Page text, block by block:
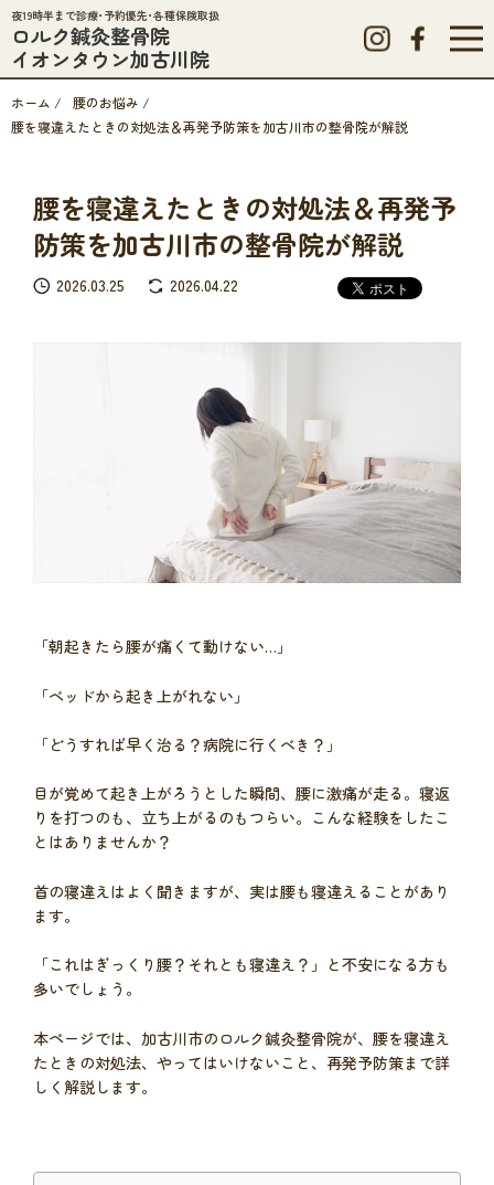
夜19時半まで診療･予約優先･各種保険取扱
ロルク鍼灸整骨院
イオンタウン加古川院
ホーム / 腰のお悩み /
腰を寝違えたときの対処法＆再発予防策を加古川市の整骨院が解説
腰を寝違えたときの対処法＆再発予
防策を加古川市の整骨院が解説
2026.03.25 2026.04.22
「朝起きたら腰が痛くて動けない…」
「ベッドから起き上がれない」
「どうすれば早く治る？病院に行くべき？」
目が覚めて起き上がろうとした瞬間、腰に激痛が走る。寝返
りを打つのも、立ち上がるのもつらい。こんな経験をしたこ
とはありませんか？
首の寝違えはよく聞きますが、実は腰も寝違えることがあり
ます。
「これはぎっくり腰？それとも寝違え？」と不安になる方も
多いでしょう。
本ページでは、加古川市のロルク鍼灸整骨院が、腰を寝違え
たときの対処法、やってはいけないこと、再発予防策まで詳
しく解説します。